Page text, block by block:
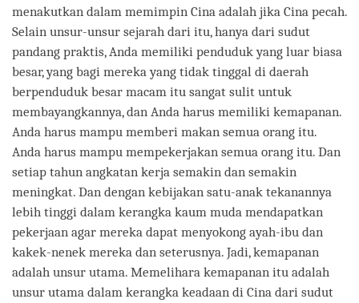
menakutkan dalam memimpin Cina adalah jika Cina pecah.
Selain unsur-unsur sejarah dari itu, hanya dari sudut
pandang praktis, Anda memiliki penduduk yang luar biasa
besar, yang bagi mereka yang tidak tinggal di daerah
berpenduduk besar macam itu sangat sulit untuk
membayangkannya, dan Anda harus memiliki kemapanan.
Anda harus mampu memberi makan semua orang itu.
Anda harus mampu mempekerjakan semua orang itu. Dan
setiap tahun angkatan kerja semakin dan semakin
meningkat. Dan dengan kebijakan satu-anak tekanannya
lebih tinggi dalam kerangka kaum muda mendapatkan
pekerjaan agar mereka dapat menyokong ayah-ibu dan
kakek-nenek mereka dan seterusnya. Jadi, kemapanan
adalah unsur utama. Memelihara kemapanan itu adalah
unsur utama dalam kerangka keadaan di Cina dari sudut